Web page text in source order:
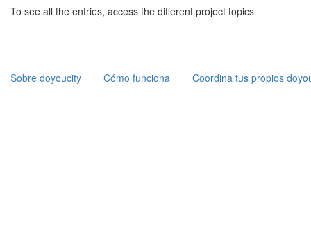
To see all the entries, access the different project topics
Sobre doyoucity Cómo funciona Coordina tus propios